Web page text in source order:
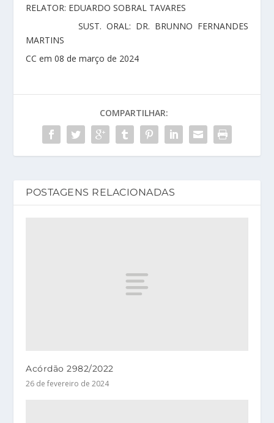
RELATOR: EDUARDO SOBRAL TAVARES
SUST. ORAL: DR. BRUNNO FERNANDES
MARTINS
CC em 08 de março de 2024
COMPARTILHAR:
POSTAGENS RELACIONADAS
Acórdão 2982/2022
26 de fevereiro de 2024